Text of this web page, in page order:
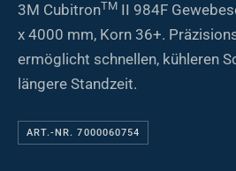
3M CubitronTM II 984F
x 4000 mm, Korn 36+.
ermöglicht schnellen, kühleren
längere Standzeit.
ART.-NR. 7000060754